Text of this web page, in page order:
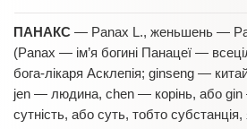
ПАНАКС — Panax L., женьшень —
(Panax — ім’я богині Панацеї —
бога-лікаря Асклепія; ginseng —
jen — людина, chen — корінь, або
сутність, або суть, тобто